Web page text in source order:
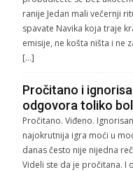
ranije Jedan mali večernji
spavate Navika koja traje
emisije, ne košta ništa i ne
[…]
Pročitano i
odgovora toliko
Pročitano. Viđeno.
najokrutnija igra moći u
danas često nije nijedna
Videli ste da je pročitana. I